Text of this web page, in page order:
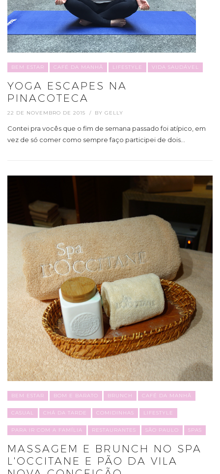
BEM ESTAR CAFÉ DA MANHÃ LIFESTYLE VIDA SAUDÁVEL
YOGA ESCAPES NA
PINACOTECA
22 DE NOVEMBRO DE 2015 BY GELLY
Contei pra vocês que o fim de semana passado foi atípico, em
vez de só comer como sempre faço participei de dois…
BEM ESTAR BOM E BARATO BRUNCH CAFÉ DA MANHÃ
CASUAL CHÁ DA TARDE COMIDINHAS LIFESTYLE
PARA IR COM A FAMÍLIA RESTAURANTES SÃO PAULO SPAS
MASSAGEM E BRUNCH NO SPA
L'OCCITANE E PÃO DA VILA